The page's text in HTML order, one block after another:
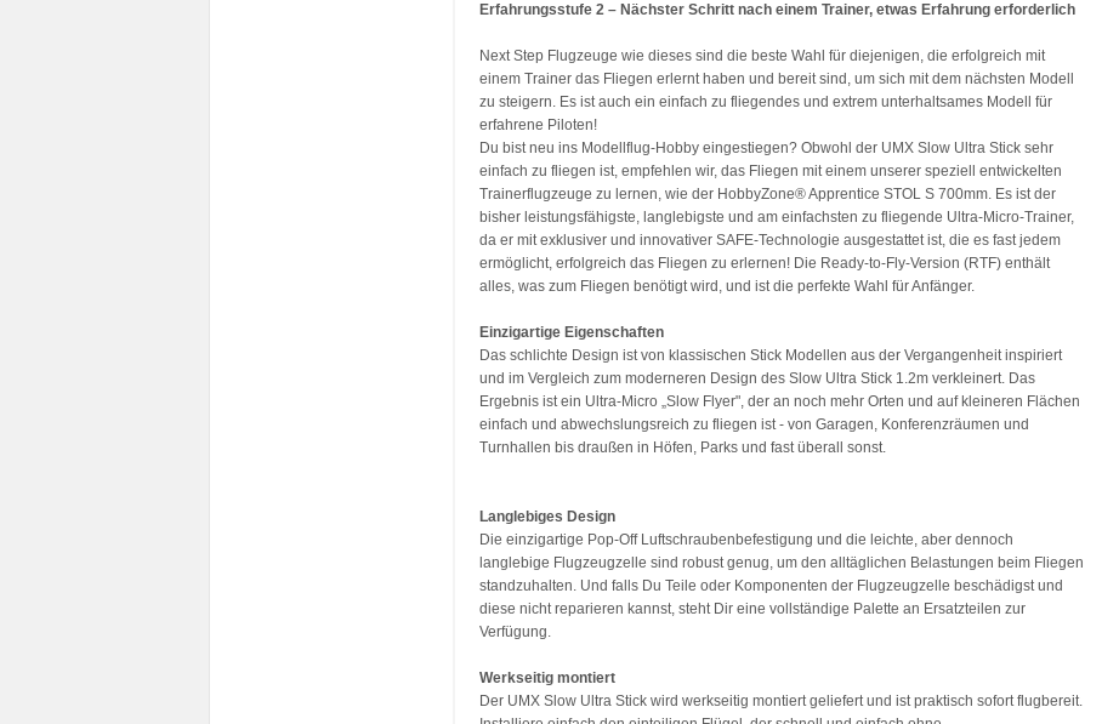
Erfahrungsstufe 2 – Nächster Schritt nach einem Trainer, etwas Erfahrung erforderlich
Next Step Flugzeuge wie dieses sind die beste Wahl für diejenigen, die erfolgreich mit
einem Trainer das Fliegen erlernt haben und bereit sind, um sich mit dem nächsten Modell
zu steigern. Es ist auch ein einfach zu fliegendes und extrem unterhaltsames Modell für
erfahrene Piloten!
Du bist neu ins Modellflug-Hobby eingestiegen? Obwohl der UMX Slow Ultra Stick sehr
einfach zu fliegen ist, empfehlen wir, das Fliegen mit einem unserer speziell entwickelten
Trainerflugzeuge zu lernen, wie der HobbyZone® Apprentice STOL S 700mm. Es ist der
bisher leistungsfähigste, langlebigste und am einfachsten zu fliegende Ultra-Micro-Trainer,
da er mit exklusiver und innovativer SAFE-Technologie ausgestattet ist, die es fast jedem
ermöglicht, erfolgreich das Fliegen zu erlernen! Die Ready-to-Fly-Version (RTF) enthält
alles, was zum Fliegen benötigt wird, und ist die perfekte Wahl für Anfänger.
Einzigartige Eigenschaften
Das schlichte Design ist von klassischen Stick Modellen aus der Vergangenheit inspiriert
und im Vergleich zum moderneren Design des Slow Ultra Stick 1.2m verkleinert. Das
Ergebnis ist ein Ultra-Micro „Slow Flyer", der an noch mehr Orten und auf kleineren Flächen
einfach und abwechslungsreich zu fliegen ist - von Garagen, Konferenzräumen und
Turnhallen bis draußen in Höfen, Parks und fast überall sonst.
Langlebiges Design
Die einzigartige Pop-Off Luftschraubenbefestigung und die leichte, aber dennoch
langlebige Flugzeugzelle sind robust genug, um den alltäglichen Belastungen beim Fliegen
standzuhalten. Und falls Du Teile oder Komponenten der Flugzeugzelle beschädigst und
diese nicht reparieren kannst, steht Dir eine vollständige Palette an Ersatzteilen zur
Verfügung.
Werkseitig montiert
Der UMX Slow Ultra Stick wird werkseitig montiert geliefert und ist praktisch sofort flugbereit.